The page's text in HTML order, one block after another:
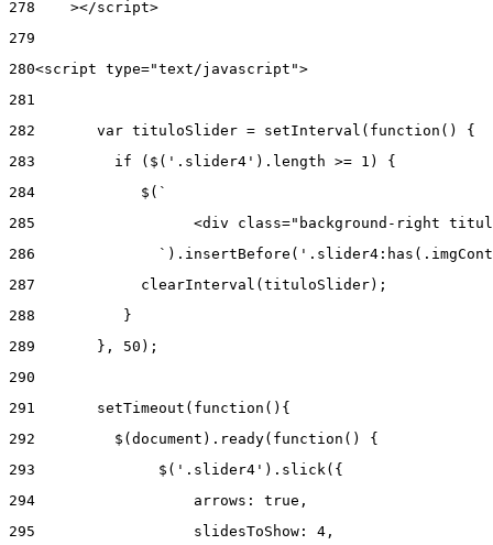
278
    ></script>
279
280<script type="text/javascript">
281
282
       var tituloSlider = setInterval(function() {
283
         if ($('.slider4').length >= 1) {
284
            $(`
285
<div class="background-right
286
287
            clearInterval(tituloSlider);
288
          }
289
       }, 50);
290
291
       setTimeout(function(){
292
         $(document).ready(function() {
293
              $('.slider4').slick({
294
                  arrows: true,
295
                  slidesToShow: 4,